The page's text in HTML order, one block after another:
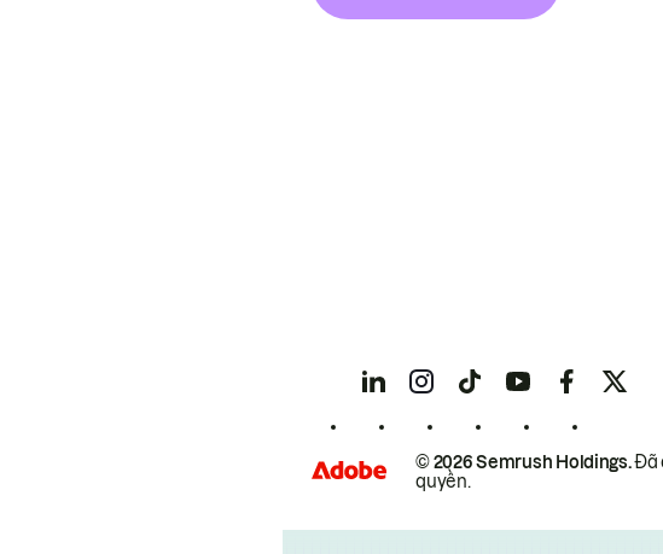
© 2026 Semrush Holdings.Đã
quyền.